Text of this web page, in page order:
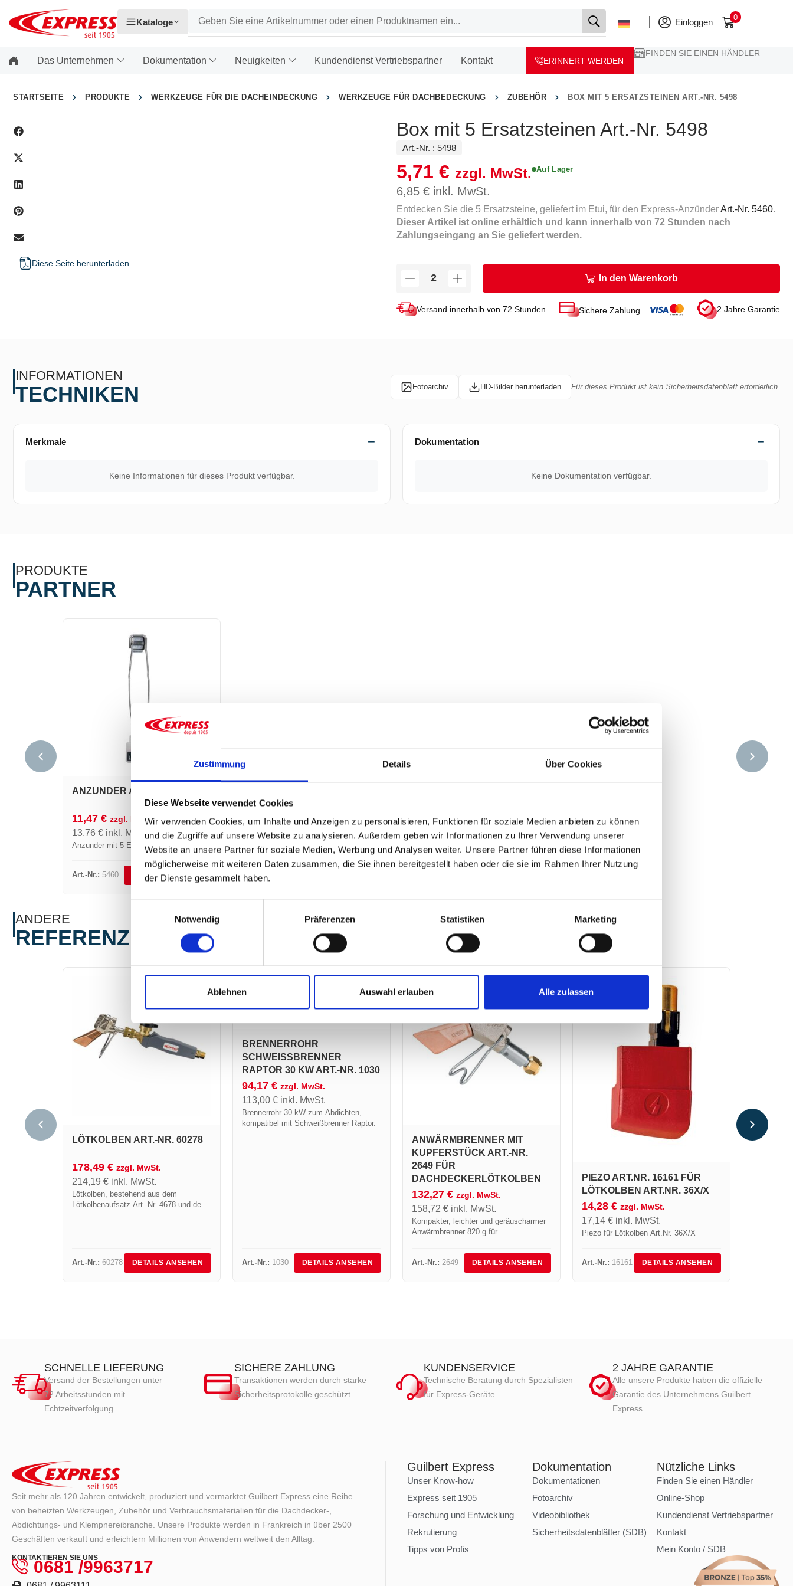
Zustimmung Details Über Cookies
Diese Webseite verwendet Cookies
Wir verwenden Cookies, um Inhalte und Anzeigen zu personalisieren, Funktionen für soziale Medien anbieten zu können
und die Zugriffe auf unsere Website zu analysieren. Außerdem geben wir Informationen zu Ihrer Verwendung unserer
Website an unsere Partner für soziale Medien, Werbung und Analysen weiter. Unsere Partner führen diese Informationen
möglicherweise mit weiteren Daten zusammen, die Sie ihnen bereitgestellt haben oder die sie im Rahmen Ihrer Nutzung
der Dienste gesammelt haben.
Notwendig
Präferenzen Statistiken Marketing
Ablehnen Auswahl erlauben Alle zulassen
Kataloge Einloggen 0
Das Unternehmen Dokumentation Neuigkeiten Kundendienst Vertriebspartner Kontakt ERINNERT WERDEN
FINDEN SIE EINEN HÄNDLER
STARTSEITE PRODUKTE WERKZEUGE FÜR DIE DACHEINDECKUNG WERKZEUGE FÜR DACHBEDECKUNG ZUBEHÖR BOX MIT 5 ERSATZSTEINEN ART.-NR. 5498
Diese Seite herunterladen
Box mit 5 Ersatzsteinen Art.-Nr. 5498
Art.-Nr. : 5498
5,71 € zzgl. MwSt.
6,85 € inkl. MwSt.
Auf Lager
Entdecken Sie die 5 Ersatzsteine, geliefert im Etui, für den Express-AnzünderArt.-Nr. 5460.
Dieser Artikel ist online erhältlich und kann innerhalb von 72 Stunden nach
Zahlungseingang an Sie geliefert werden.
In den Warenkorb
Versand innerhalb von 72 Stunden Sichere Zahlung 2 Jahre Garantie
INFORMATIONEN
TECHNIKEN Fotoarchiv HD-Bilder herunterladen Für dieses Produkt ist kein Sicherheitsdatenblatt erforderlich.
Merkmale
Keine Informationen für dieses Produkt verfügbar.
Dokumentation
Keine Dokumentation verfügbar.
PRODUKTE
PARTNER
ANZUNDER ART.-NR. 5460
11,47 € zzgl. MwSt.
13,76 € inkl. MwSt.
Anzunder mit 5 Ersatzsteinen
Art.-Nr.: 5460 DETAILS ANSEHEN
ANDERE
REFERENZEN
LÖTKOLBEN ART.-NR. 60278
178,49 € zzgl. MwSt.
214,19 € inkl. MwSt.
Lötkolben, bestehend aus dem
Lötkolbenaufsatz Art.-Nr. 4678 und dem
Art.-Nr.: 60278 DETAILS ANSEHEN
BRENNERROHR
SCHWEISSBRENNER R
APTOR 30 KW ART.-NR. 1030
94,17 € zzgl. MwSt.
113,00 € inkl. MwSt.
Brennerrohr 30 kW zum Abdichten,
kompatibel mit Schweißbrenner Raptor.
Art.-Nr.: 1030 DETAILS ANSEHEN
ANWÄRMBRENNER MIT
KUPFERSTÜCK ART.-NR.
2649 FÜR
DACHDECKERLÖTKOLBEN
132,27 € zzgl. MwSt.
158,72 € inkl. MwSt.
Kompakter, leichter und geräuscharmer
Anwärmbrenner 820 g für
Flamme vom Typ Cercoflam. Für die
Arbeit mit Zink, Kupfer, Edelstahl,
vorpatiniertem Zink und Blei.
Art.-Nr.: 2649 DETAILS ANSEHEN
PIEZO ART.NR. 16161 FÜR
LÖTKOLBEN ART.NR. 36X/X
14,28 € zzgl. MwSt.
17,14 € inkl. MwSt.
Piezo für Lötkolben Art.Nr. 36X/X
Art.-Nr.: 16161 DETAILS ANSEHEN
139,54
Handgriff
und
SCHNELLE LIEFERUNG
Versand der Bestellungen unter
72 Arbeitsstunden mit
Echtzeitverfolgung.
SICHERE ZAHLUNG
Transaktionen werden durch starke
Sicherheitsprotokolle geschützt.
KUNDENSERVICE
Technische Beratung durch Spezialisten
für Express-Geräte.
2 JAHRE GARANTIE
Alle unsere Produkte haben die offizielle
Garantie des Unternehmens Guilbert
Express.
Seit mehr als 120 Jahren entwickelt, produziert und vermarktet Guilbert Express eine Reihe
von beheizten Werkzeugen, Zubehör und Verbrauchsmaterialien für die Dachdecker-,
Abdichtungs- und Klempnereibranche. Unsere Produkte werden in Frankreich in über 2500
Geschäften verkauft und erleichtern Millionen von Anwendern weltweit den Alltag.
KONTAKTIEREN SIE UNS
0681 /9963717
Guilbert Express
Unser Know-how
Express seit 1905
Forschung und Entwicklung
Rekrutierung
Tipps von Profis
Dokumentation
Dokumentationen
Fotoarchiv
Videobibliothek
Sicherheitsdatenblätter (SDB)
Nützliche Links
Finden Sie einen Händler
Online-Shop
Kundendienst Vertriebspartner
Kontakt
Mein Konto / SDB